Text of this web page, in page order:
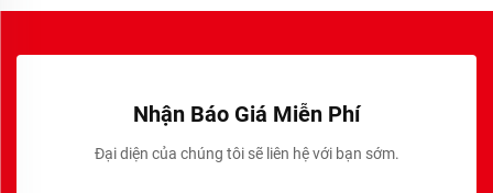
Nhận Báo Giá Miễn Phí
Đại diện của chúng tôi sẽ liên hệ với bạn sớm.